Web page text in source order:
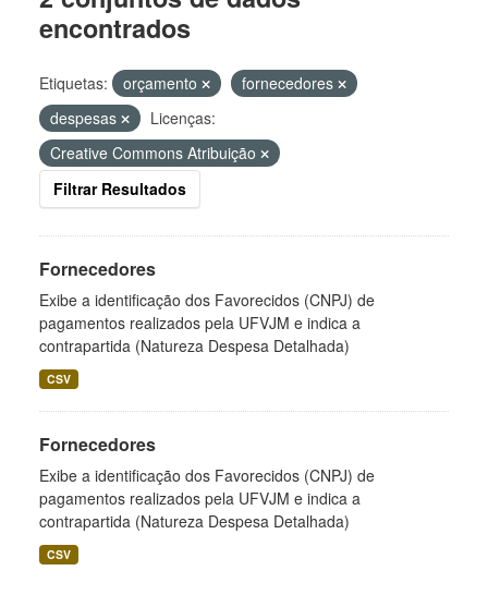
encontrados
Etiquetas: orçamento
fornecedores
despesas
Licenças:
Creative Commons Atribuição
Filtrar Resultados
Fornecedores
Exibe a identificação dos Favorecidos (CNPJ) de
pagamentos realizados pela UFVJM e indica a
contrapartida (Natureza Despesa Detalhada)
CSV
Fornecedores
Exibe a identificação dos Favorecidos (CNPJ) de
pagamentos realizados pela UFVJM e indica a
contrapartida (Natureza Despesa Detalhada)
CSV